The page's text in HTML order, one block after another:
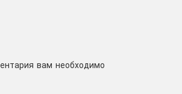
вам необходимо